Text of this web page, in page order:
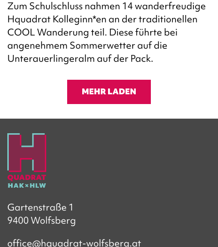
Zum Schulschluss nahmen 14 wanderfreudige
Hquadrat Kolleginn*en an der traditionellen
COOL Wanderung teil. Diese führte bei
angenehmem Sommerwetter auf die
Unterauerlingeralm auf der Pack.
MEHR LADEN
Gartenstraße 1
9400 Wolfsberg
office@hquadrat-wolfsberg.at